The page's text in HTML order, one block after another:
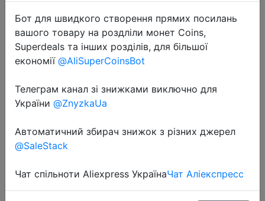
$33.99
Промокод:"BG70MAI09"
Бот для швидкого створення прямих посилань
вашого товару на роздліли монет Coins,
Superdeals та інших розділів, для більшої
економії @AliSuperCoinsBot
Телеграм канал зі знижками виключно для
України @ZnyzkaUa
Автоматичний збирач знижок з різних джерел
@SaleStack
Чат спільноти Aliexpress УкраїнаЧат Аліекспресс